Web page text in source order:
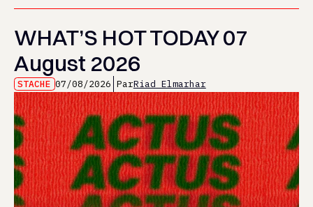
WHAT’S HOT TODAY 07
August 2026
STACHE 07/08/2026 ParRiad Elmarhar